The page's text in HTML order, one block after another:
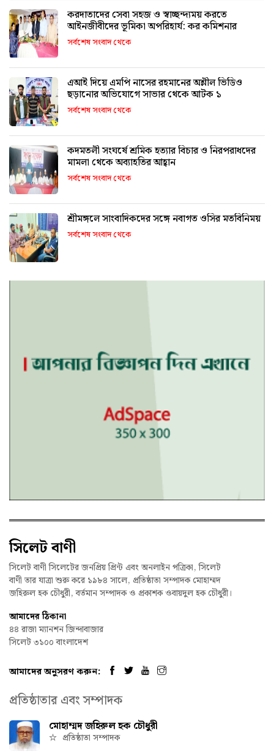
করদাতাদের সেবা সহজ ও স্বাচ্ছন্দ্যময় করতে
আইনজীবীদের ভূমিকা অপরিহার্য: কর কমিশনার
সর্বশেষ সংবাদ থেকে
এআই দিয়ে এমপি নাসের রহমানের অশ্লীল ভিডিও
ছড়ানোর অভিযোগে সাভার থেকে আটক ১
সর্বশেষ সংবাদ থেকে
কদমতলী সংঘর্ষে শ্রমিক হত্যার বিচার ও নিরপরাধদের
মামলা থেকে অব্যাহতির আহ্বান
সর্বশেষ সংবাদ থেকে
শ্রীমঙ্গলে সাংবাদিকদের সঙ্গে নবাগত ওসির মতবিনিময়
সর্বশেষ সংবাদ থেকে
সিলেট বাণী
সিলেট বাণী সিলেটের জনপ্রিয় প্রিন্ট এবং অনলাইন পত্রিকা, সিলেট
বাণী তার যাত্রা শুরু করে ১৯৮৪ সালে, প্রতিষ্ঠাতা সম্পাদক মোহাম্মদ
জহিরুল হক চৌধুরী, বর্তমান সম্পাদক ও প্রকাশক ওবায়দুল হক চৌধুরী।
আমাদের ঠিকানা
৪৪ রাজা ম্যানশন জিন্দাবাজার
সিলেট ৩১০০ বাংলাদেশ
আমাদের অনুসরণ করুন:
প্রতিষ্ঠাতার এবং সম্পাদক
মোহাম্মদ জহিরুল হক চৌধুরী
প্রতিষ্ঠাতা সম্পাদক